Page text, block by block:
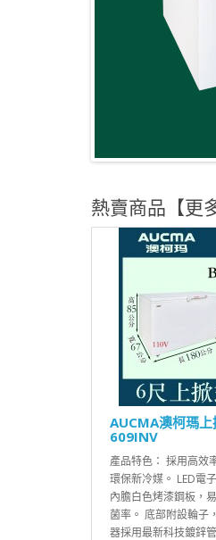
熱賣商品【更
AUCMA澳柯瑪
609INV
產品特色： 採用高效
環保新冷媒。 LED電
內膽白色烤漆鋼板，
菌率。 底部附設輪子
器採用最新科技鍍鋅